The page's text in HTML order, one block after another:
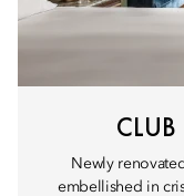
Newly
embellished in